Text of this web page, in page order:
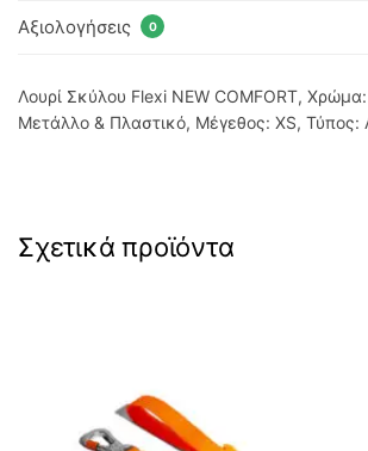
Αξιολογήσεις 0
Λουρί Σκύλου Flexi NEW COMFORT,
Μετάλλο & Πλαστικό, Μέγεθος: XS, Τύπος:
Σχετικά προϊόντα